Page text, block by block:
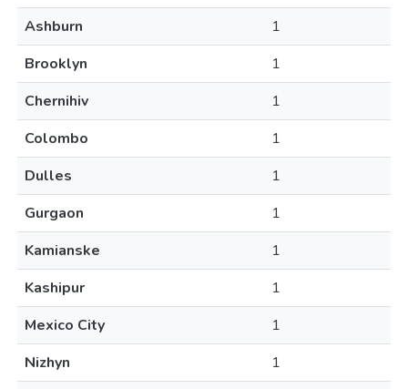
Ashburn
1
Brooklyn
1
Chernihiv
1
Colombo
1
Dulles
1
Gurgaon
1
Kamianske
1
Kashipur
1
Mexico City
1
Nizhyn
1